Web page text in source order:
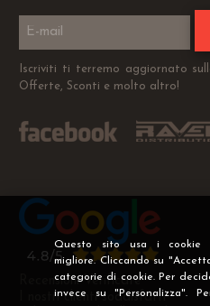
Questo sito usa i cookie
migliore. Cliccando su
categorie di cookie. Per
invece su "Personalizza".
Iscriviti ti terremo aggiornato
Offerte, Sconti e molto altro!
Recensioni Verificate
I nostri clienti soddisfatti